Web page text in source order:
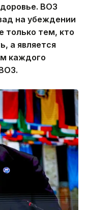
ВОЗ
на убеждении
только тем, кто
а является
каждого